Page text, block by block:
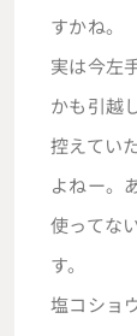
すかね。
実は今左
かも引越
控えてい
よねー。
使ってな
す。
塩コショ